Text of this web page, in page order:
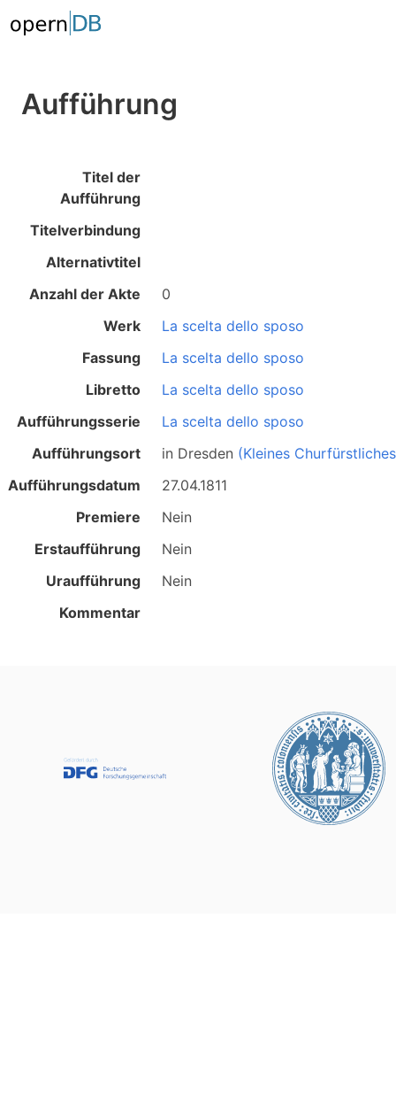
Aufführung
Titel der
Aufführung
Titelverbindung
Alternativtitel
Anzahl der Akte
0
Werk
La scelta dello sposo
Fassung
La scelta dello sposo
Libretto
La scelta dello sposo
Aufführungsserie
La scelta dello sposo
Aufführungsort
in Dresden (Kleines
Aufführungsdatum
27.04.1811
Premiere
Nein
Erstaufführung
Nein
Uraufführung
Nein
Kommentar